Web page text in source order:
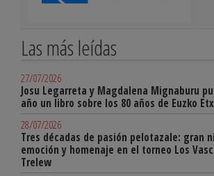
Las más leídas
27/07/2026
Josu Legarreta y Magdalena Mignaburu
año un libro sobre los 80 años de Euzko
28/07/2026
Tres décadas de pasión pelotazale: gran
emoción y homenaje en el torneo Los
Trelew